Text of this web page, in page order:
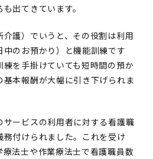
出てきています。
護）でいうと、その役割は利用
のお預かり）と機能訓練です
を手掛けていても短時間の預か
本報酬が大幅に引き下げられま
サービスの利用者に対する看護職
務付けられました。これを受け
法士や作業療法士で看護職員数